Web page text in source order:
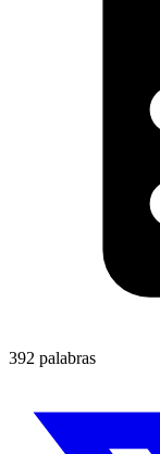
392 palabras